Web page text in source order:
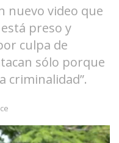
nuevo video que
preso y
culpa de
sólo porque
criminalidad”.